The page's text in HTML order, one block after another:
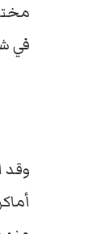
في
وقد